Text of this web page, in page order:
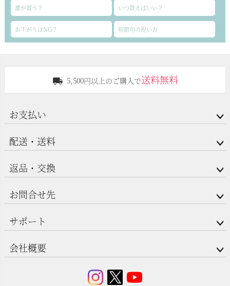
誰が買う？ いつ買えばいい？
お下がりはNG？ 初節句の祝い方
5,500円以上のご購入で送料無料
お支払い
配送・送料
返品・交換
お問合せ先
サポート
会社概要